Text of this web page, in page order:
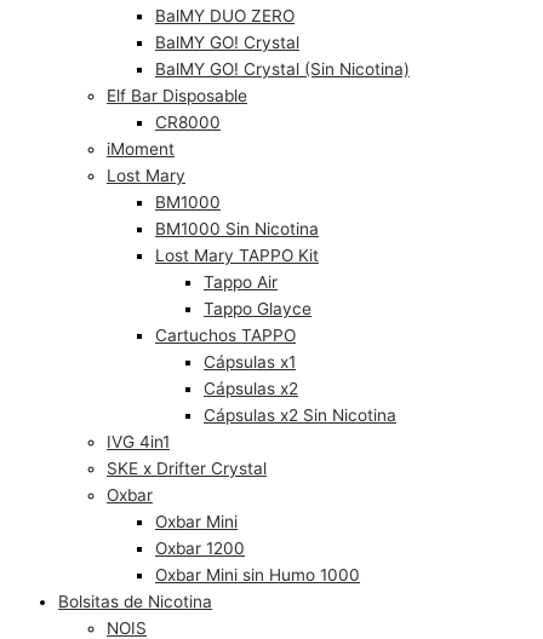
BalMY DUO ZERO
BalMY GO! Crystal
BalMY GO! Crystal (Sin Nicotina)
Elf Bar Disposable
CR8000
iMoment
Lost Mary
BM1000
BM1000 Sin Nicotina
Lost Mary TAPPO Kit
Tappo Air
Tappo Glayce
Cartuchos TAPPO
Cápsulas x1
Cápsulas x2
Cápsulas x2 Sin Nicotina
IVG 4in1
SKE x Drifter Crystal
Oxbar
Oxbar Mini
Oxbar 1200
Oxbar Mini sin Humo 1000
Bolsitas de Nicotina
NOIS